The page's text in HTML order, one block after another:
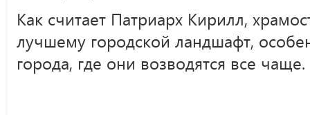
Как считает Патриарх Кирилл,
лучшему городской ландшафт,
города, где они возводятся все чаще.